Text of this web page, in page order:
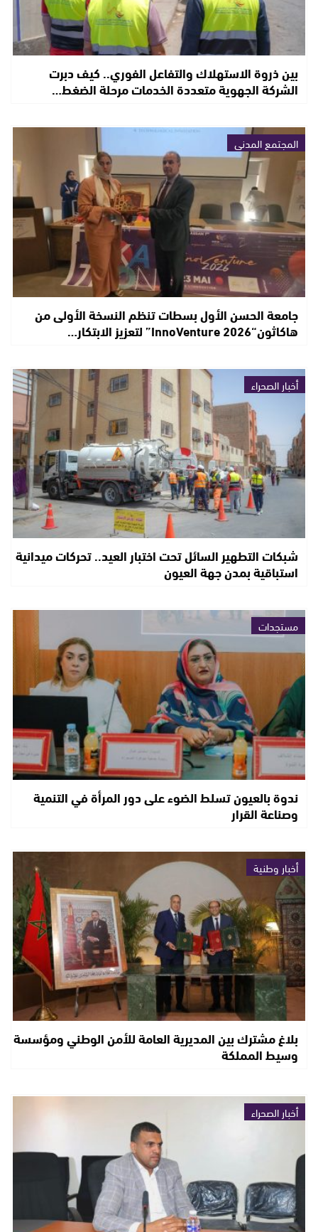
بين ذروة الاستهلاك والتفاعل الفوري.. كيف دبرت
الشركة الجهوية متعددة الخدمات مرحلة الضغط…
المجتمع المدني
جامعة الحسن الأول بسطات تنظم النسخة الأولى من
هاكاثون“InnoVenture 2026” لتعزيز الابتكار…
أخبار الصحراء
شبكات التطهير السائل تحت اختبار العيد.. تحركات ميدانية
استباقية بمدن جهة العيون
مستجدات
ندوة بالعيون تسلط الضوء على دور المرأة في التنمية
وصناعة القرار
أخبار وطنية
بلاغ مشترك بين المديرية العامة للأمن الوطني ومؤسسة
وسيط المملكة
أخبار الصحراء